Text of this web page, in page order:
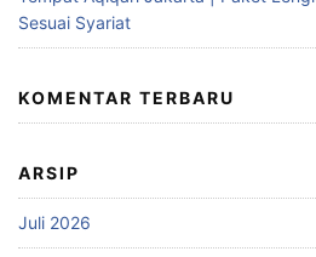
Sesuai Syariat
KOMENTAR TERBARU
ARSIP
Juli 2026